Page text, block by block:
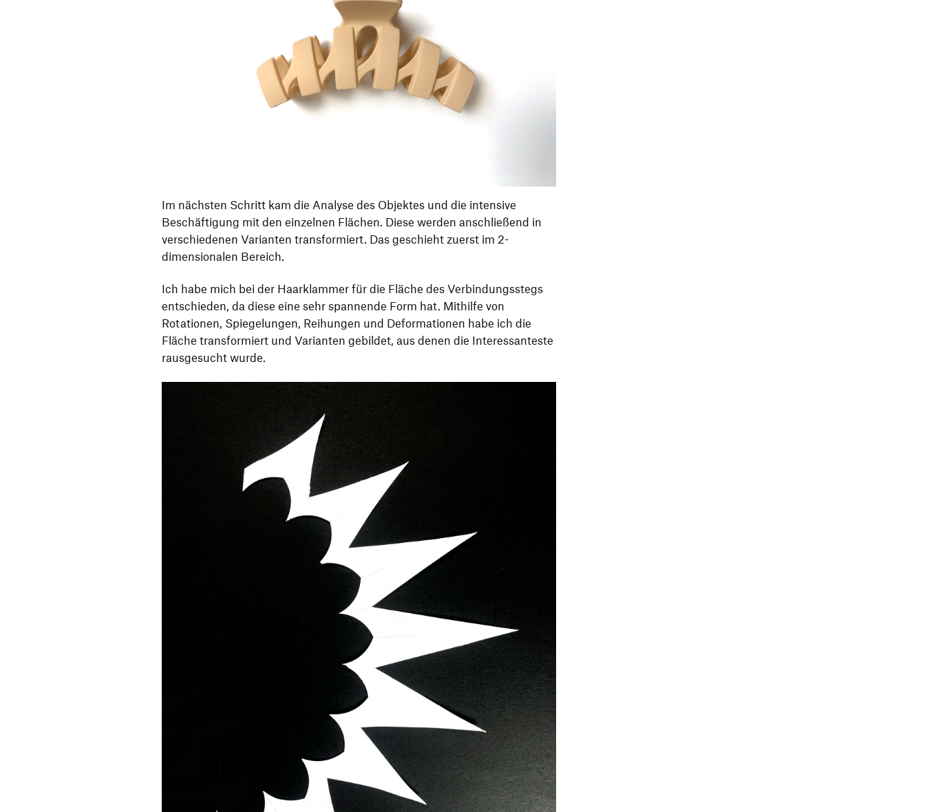
Im nächsten Schritt kam die Analyse des Objektes und die intensive
Beschäftigung mit den einzelnen Flächen. Diese werden anschließend in
verschiedenen Varianten transformiert. Das geschieht zuerst im 2-
dimensionalen Bereich.
Ich habe mich bei der Haarklammer für die Fläche des Verbindungsstegs
entschieden, da diese eine sehr spannende Form hat. Mithilfe von
Rotationen, Spiegelungen, Reihungen und Deformationen habe ich die
Fläche transformiert und Varianten gebildet, aus denen die Interessanteste
rausgesucht wurde.